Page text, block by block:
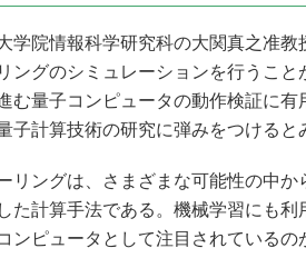
“異端児エンジニア”が仕掛け
改革、執念の180日
JASA発IoT通信
IHSアナリスト「未来展望」
「英語に愛されないエンジニ
院情報科学研究科の大関真之准教
ングのシミュレーションを行うこ
む量子コンピュータの動作検証に
子計算技術の研究に弾みをつけると
リングは、さまざまな可能性の中か
た計算手法である。機械学習にも
ンピュータとして注目されている